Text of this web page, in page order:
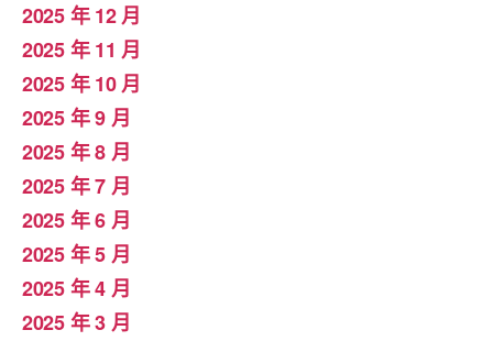
2025 年 12 月
2025 年 11 月
2025 年 10 月
2025 年 9 月
2025 年 8 月
2025 年 7 月
2025 年 6 月
2025 年 5 月
2025 年 4 月
2025 年 3 月